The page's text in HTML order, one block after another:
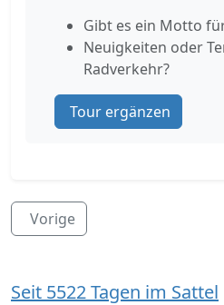
Gibt es ein Motto
Neuigkeiten oder
Radverkehr?
Tour ergänzen
Vorige
Seit 5522 Tagen im Sattel